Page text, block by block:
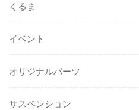
くるま
イベント
オリジナルパーツ
サスペンション